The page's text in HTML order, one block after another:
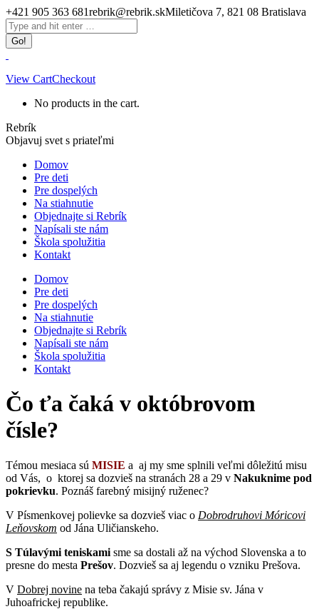
Skip
to
content
+421 905 363 681rebrik@rebrik.skMiletičova 7, 821 08 Bratislava
Facebook
page
opens
in
new
window
Search:
View CartCheckout
No products in the cart.
Rebrík
Objavuj svet s priateľmi
Domov
Pre deti
Pre dospelých
Na stiahnutie
Objednajte si Rebrík
Napísali ste nám
Škola spolužitia
Kontakt
Domov
Pre deti
Pre dospelých
Na stiahnutie
Objednajte si Rebrík
Napísali ste nám
Škola spolužitia
Kontakt
Čo ťa čaká v októbrovom
čísle?
Témou mesiaca sú MISIE a aj my sme splnili veľmi dôležitú misu
od Vás, o ktorej sa dozvieš na stranách 28 a 29 v Nakuknime pod
pokrievku. Poznáš farebný misijný ruženec?
V Písmenkovej polievke sa dozvieš viac o Dobrodruhovi Móricovi
Leňovskom od Jána Uličianskeho.
S Túlavými teniskami sme sa dostali až na východ Slovenska a to
presne do mesta Prešov. Dozvieš sa aj legendu o vzniku Prešova.
V Dobrej novine na teba čakajú správy z Misie sv. Jána v
Juhoafrickej republike.